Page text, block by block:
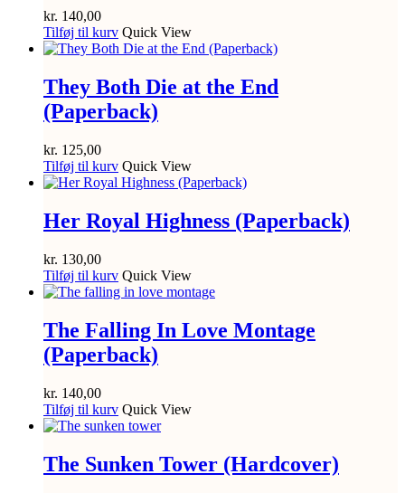
kr. 140,00
Tilføj til kurv Quick View
They Both Die at the End
(Paperback)
kr. 125,00
Tilføj til kurv Quick View
Her Royal Highness (Paperback)
kr. 130,00
Tilføj til kurv Quick View
The Falling In Love Montage
(Paperback)
kr. 140,00
Tilføj til kurv Quick View
The Sunken Tower (Hardcover)